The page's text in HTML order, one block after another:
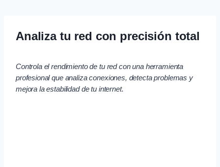
Analiza tu red con precisión total
Controla el rendimiento de tu red con una herramienta
profesional que analiza conexiones, detecta problemas y
mejora la estabilidad de tu internet.